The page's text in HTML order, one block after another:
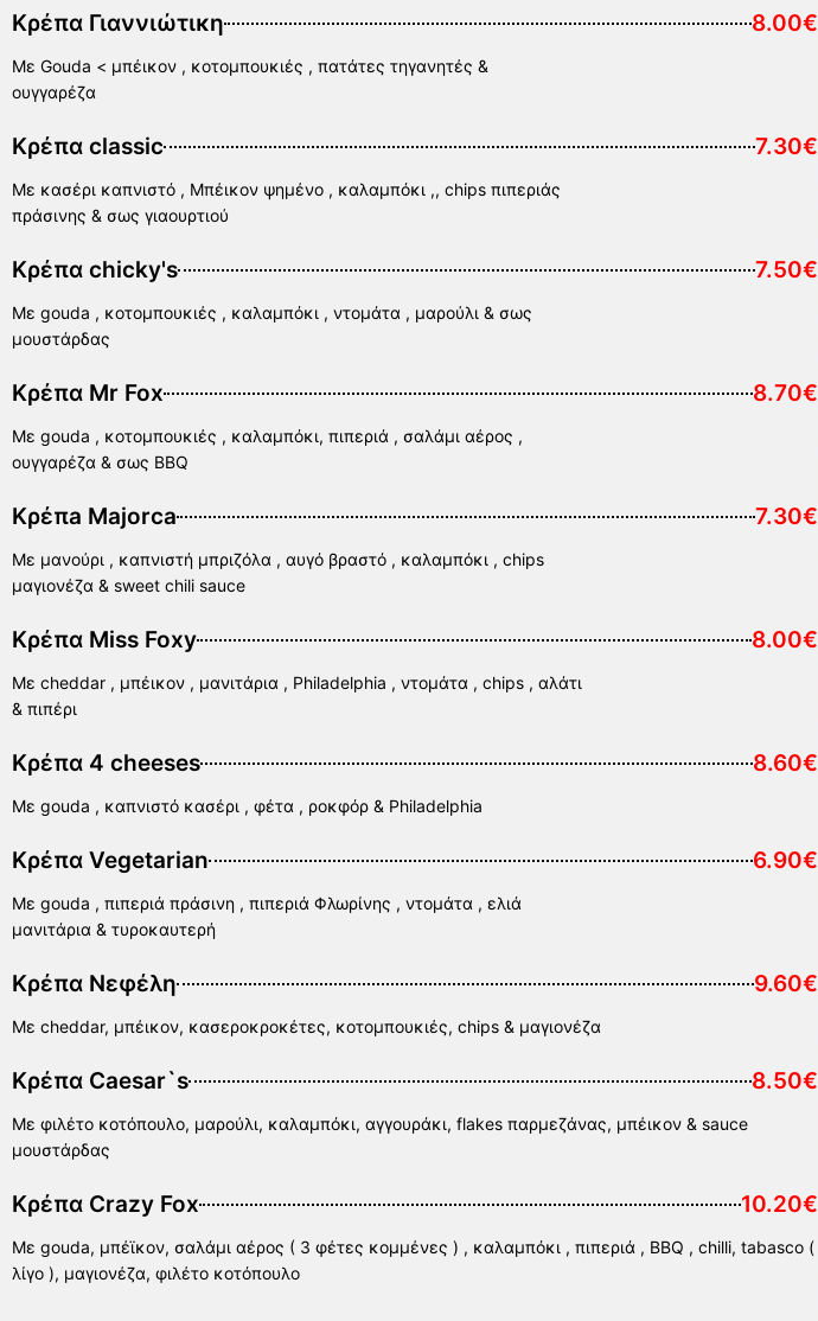
Κρέπα Γιαννιώτικη 8.00€
Με Gouda < μπέικον , κοτομπουκιές , πατάτες τηγανητές &
ουγγαρέζα
Κρέπα classic 7.30€
Με κασέρι καπνιστό , Μπέικον ψημένο , καλαμπόκι ,, chips πιπεριάς
πράσινης & σως γιαουρτιού
Κρέπα chicky's 7.50€
Με gouda , κοτομπουκιές , καλαμπόκι , ντομάτα , μαρούλι & σως
μουστάρδας
Κρέπα Mr Fox 8.70€
Με gouda , κοτομπουκιές , καλαμπόκι, πιπεριά , σαλάμι αέρος ,
ουγγαρέζα & σως BBQ
Κρέπa Majorca 7.30€
Με μανούρι , καπνιστή μπριζόλα , αυγό βραστό , καλαμπόκι , chips
μαγιονέζα & sweet chili sauce
Κρέπα Miss Foxy 8.00€
Με cheddar , μπέικον , μανιτάρια , Philadelphia , ντομάτα , chips , αλάτι
& πιπέρι
Κρέπα 4 cheeses 8.60€
Με gouda , καπνιστό κασέρι , φέτα , ροκφόρ & Philadelphia
Κρέπα Vegetarian 6.90€
Με gouda , πιπεριά πράσινη , πιπεριά Φλωρίνης , ντομάτα , ελιά
μανιτάρια & τυροκαυτερή
Κρέπα Nεφέλη 9.60€
Με cheddar, μπέικον, κασεροκροκέτες, κοτομπουκιές, chips & μαγιονέζα
Κρέπα Caesar`s 8.50€
Με φιλέτο κοτόπουλο, μαρούλι, καλαμπόκι, αγγουράκι, flakes παρμεζάνας, μπέικον & sauce
μουστάρδας
Κρέπα Crazy Fox 10.20€
Με gouda, μπέϊκον, σαλάμι αέρος ( 3 φέτες κομμένες ) , καλαμπόκι , πιπεριά , BBQ , chilli, tabasco (
λίγο ), μαγιονέζα, φιλέτο κοτόπουλο